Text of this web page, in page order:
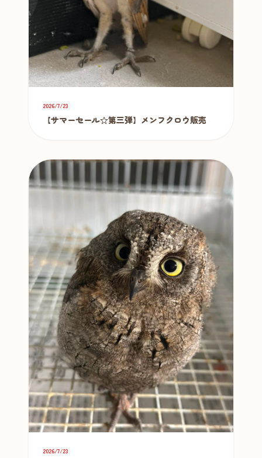
2026/7/23
【サマーセール☆第三弾】メンフクロウ販売
2026/7/23